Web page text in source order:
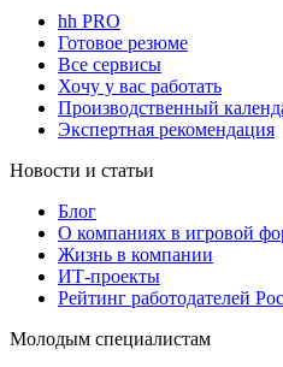
hh PRO
Готовое резюме
Все сервисы
Хочу у вас работать
Производственный
Экспертная рекомендация
Новости и статьи
Блог
О компаниях в игровой
Жизнь в компании
ИТ-проекты
Рейтинг работодателей
Молодым специалистам